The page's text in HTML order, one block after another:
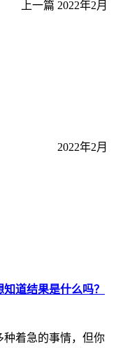
上一篇 2022年2月
2022年2月
道结果是什么吗？
种着急的事情，但你